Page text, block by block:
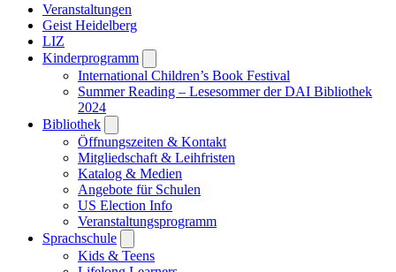
Veranstaltungen
Geist Heidelberg
LIZ
Kinderprogramm
submenu
International Children’s Book Festival
Summer Reading – Lesesommer der DAI Bibliothek
2024
Bibliothek
submenu
Öffnungszeiten & Kontakt
Mitgliedschaft & Leihfristen
Katalog & Medien
Angebote für Schulen
US Election Info
Veranstaltungsprogramm
Sprachschule
submenu
Kids & Teens